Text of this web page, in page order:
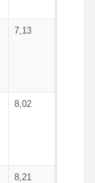
7,13
8,02
8,21